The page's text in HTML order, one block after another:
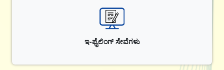
ಇ-ಫೈಲಿಂಗ್ ಸೇವೆಗಳು